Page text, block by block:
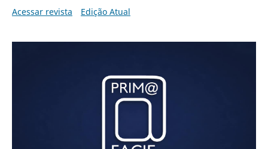
Acessar revista
Edição Atual